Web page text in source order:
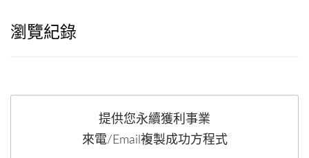
瀏覽紀錄
提供您永續獲利事業
來電/Email複製成功方程式